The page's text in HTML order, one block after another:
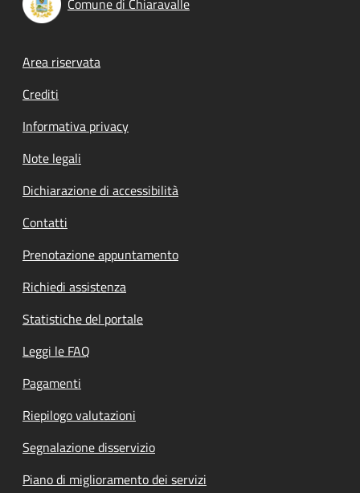
Footer menu
Area riservata
Crediti
Informativa privacy
Note legali
Dichiarazione di accessibilità
Contatti
Prenotazione appuntamento
Richiedi assistenza
Statistiche del portale
Leggi le FAQ
Pagamenti
Riepilogo valutazioni
Segnalazione disservizio
Piano di miglioramento dei servizi